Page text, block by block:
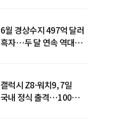
6월 경상수지 497억 달러
흑자…두 달 연속 역대
갤럭시 Z8·워치9, 7일
국내 정식 출격…100개국